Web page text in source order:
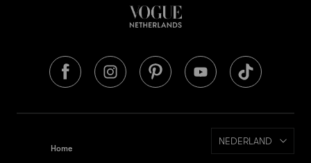
Home
NEDERLAND